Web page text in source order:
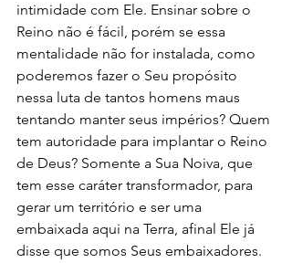
intimidade com Ele. Ensinar sobre o
Reino não é fácil, porém se essa
mentalidade não for instalada, como
poderemos fazer o Seu propósito
nessa luta de tantos homens maus
tentando manter seus impérios? Quem
tem autoridade para implantar o Reino
de Deus? Somente a Sua Noiva, que
tem esse caráter transformador, para
gerar um território e ser uma
embaixada aqui na Terra, afinal Ele já
disse que somos Seus embaixadores.